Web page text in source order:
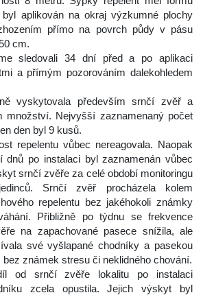
aplikován na okraj výzkumné plochy
přímo na povrch půdy v pásu
cm.
sledovali 34 dní před a po aplikaci
a přímým pozorováním dalekohledem
vyskytovala především srnčí zvěř a
množství. Nejvyšší zaznamenaný počet
den byl 9 kusů.
repelentu vůbec nereagovala. Naopak
dnů po instalaci byl zaznamenán vůbec
srnčí zvěře za celé období monitoringu
Srnčí zvěř procházela kolem
repelentu bez jakéhokoli známky
Přibližně po týdnu se frekvence
na zapachované pasece snížila, ale
své vyšlapané chodníky a pasekou
bez známek stresu či neklidného chování.
od srnčí zvěře lokalitu po instalaci
zcela opustila. Jejich výskyt byl